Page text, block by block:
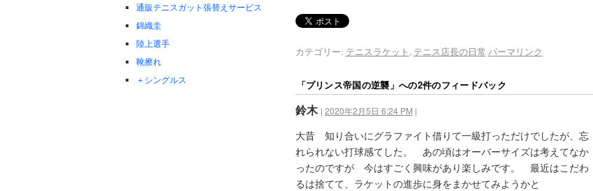
カテゴリー: テニスラケット , テニス店長の日常 パーマリンク
「プリンス帝国の逆襲 」への2件のフィードバック
鈴木 | 2020年2月5日 6:24 PM |
大昔 知り合いにグラファイト借りて一級打っただけでしたが、忘
れられない打球感てした。 あの頃はオーバーサイズは考えてなか
ったのですが 今はすごく興味があり楽しみです。 最近はこだわ
るは捨てて、ラケットの進歩に身をまかせてみようかと
通販テニスガット張替えサービス
錦織圭
陸上選手
靴擦れ
＋シングルス